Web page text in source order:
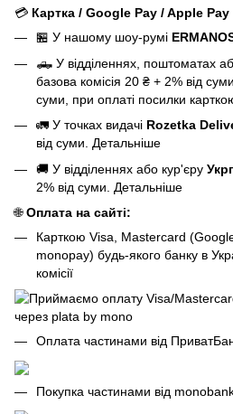
💳 Картка / Google Pay / Apple Pay
🏪 У нашому шоу-румі
🛻 У відділеннях, поштоматах
базова комісія 20 ₴ + 2% від
суми, при оплаті посилки
🚛 У точках видачі Rozetka
від суми. Детальніше
🚚 У відділеннях або кур'єру
2% від суми. Детальніше
🌐Оплата на сайті:
Карткою Visa, Mastercard
monopay) будь-якого банку в
комісії
Оплата частинами від
Покупка частинами від